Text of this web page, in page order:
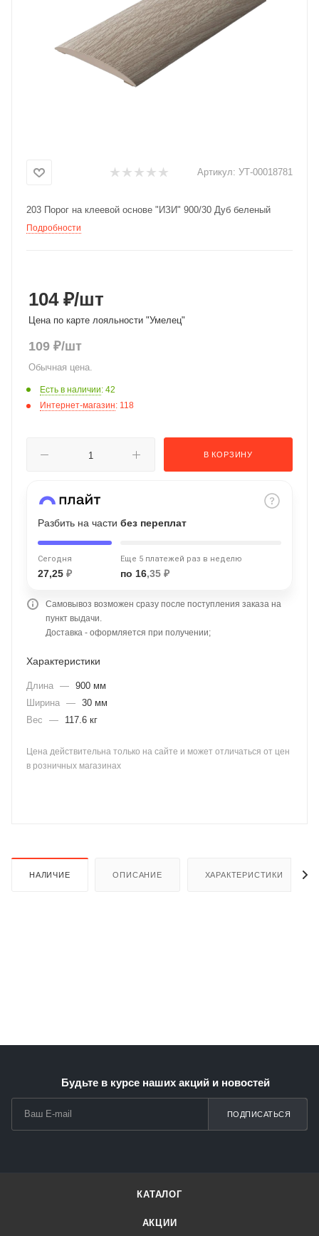
Артикул: УТ-00018781
203 Порог на клеевой основе "ИЗИ" 900/30 Дуб беленый
Подробности
104 ₽/шт
Цена по карте лояльности "Умелец"
109 ₽/шт
Обычная цена.
Есть в наличии: 42
Интернет-магазин: 118
В КОРЗИНУ
Разбить на части без переплат
Сегодня
27,25 ₽
Еще 5 платежей раз в неделю
по 16,35 ₽
Самовывоз возможен сразу после поступления заказа на
пункт выдачи.
Доставка - оформляется при получении;
Характеристики
Длина — 900 мм
Ширина — 30 мм
Вес
— 117.6 кг
Цена действительна только на сайте и может отличаться от цен
в розничных магазинах
НАЛИЧИЕ ОПИСАНИЕ ХАРАКТЕРИСТИКИ
Будьте в курсе наших акций и новостей
ПОДПИСАТЬСЯ
КАТАЛОГ
АКЦИИ
Добавляйте товары
в корзину
Оплачивайте сегодня только
выбранный способом
Оставшиеся75% будут
списываться
Подробнее
раз в 2 недели
Остались вопросы?
plait.ru